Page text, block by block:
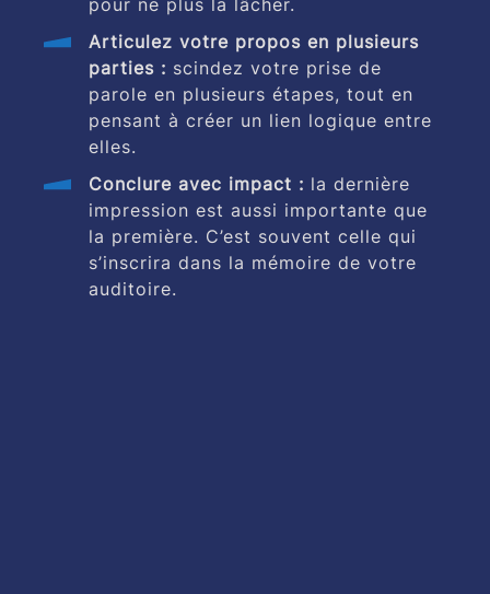
Articulez votre propos en plusieurs
parties : scindez votre prise de
parole en plusieurs étapes, tout en
pensant à créer un lien logique entre
elles.
Conclure avec impact : la dernière
impression est aussi importante que
la première. C’est souvent celle qui
s’inscrira dans la mémoire de votre
auditoire.